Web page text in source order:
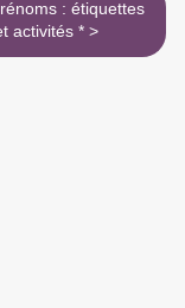
: étiquettes
et activités * >